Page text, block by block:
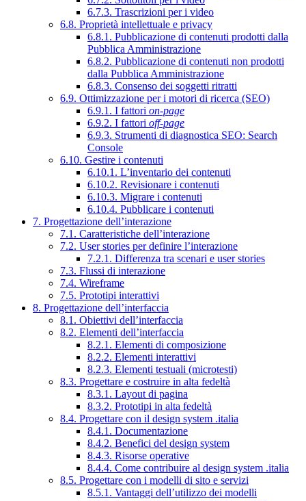
6.7.3. Trascrizioni per i video
6.8. Proprietà intellettuale e privacy
6.8.1. Pubblicazione di contenuti prodotti dalla
Pubblica Amministrazione
6.8.2. Pubblicazione di contenuti non prodotti
dalla Pubblica Amministrazione
6.8.3. Consenso dei soggetti ritratti
6.9. Ottimizzazione per i motori di ricerca (SEO)
6.9.1. I fattori on-page
6.9.2. I fattori off-page
6.9.3. Strumenti di diagnostica SEO: Search
Console
6.10. Gestire i contenuti
6.10.1. L’inventario dei contenuti
6.10.2. Revisionare i contenuti
6.10.3. Migrare i contenuti
6.10.4. Pubblicare i contenuti
7. Progettazione dell’interazione
7.1. Caratteristiche dell’interazione
7.2. User stories per definire l’interazione
7.2.1. Differenza tra scenari e user stories
7.3. Flussi di interazione
7.4. Wireframe
7.5. Prototipi interattivi
8. Progettazione dell’interfaccia
8.1. Obiettivi dell’interfaccia
8.2. Elementi dell’interfaccia
8.2.1. Elementi di composizione
8.2.2. Elementi interattivi
8.2.3. Elementi testuali (microtesti)
8.3. Progettare e costruire in alta fedeltà
8.3.1. Layout di pagina
8.3.2. Prototipi in alta fedeltà
8.4. Progettare con il design system .italia
8.4.1. Documentazione
8.4.2. Benefici del design system
8.4.3. Risorse operative
8.4.4. Come contribuire al design system .italia
8.5. Progettare con i modelli di sito e servizi
8.5.1. Vantaggi dell’utilizzo dei modelli